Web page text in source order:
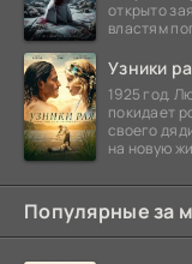
открыто
властям
Узники
1925 год.
покидает
своего
на новую
Популярные за